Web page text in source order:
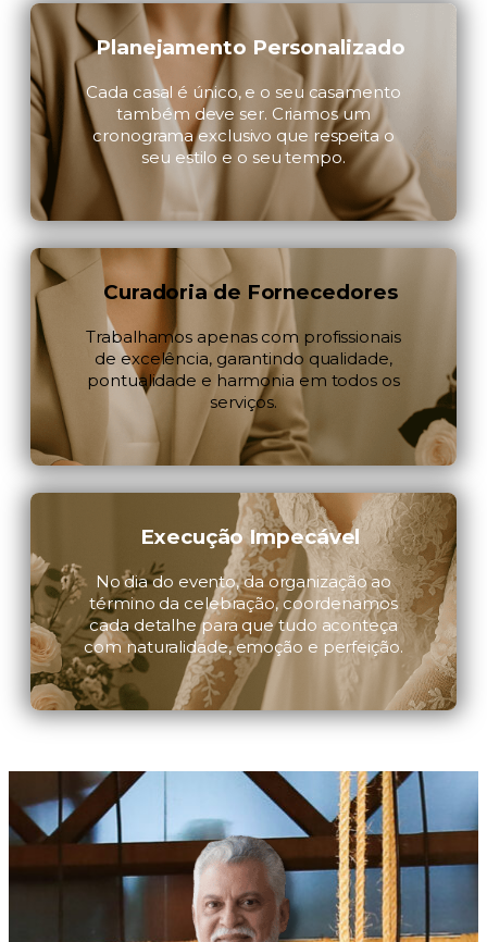
Planejamento Personalizado
Cada casal é único, e o seu casamento
também deve ser. Criamos um
cronograma exclusivo que respeita o
seu estilo e o seu tempo.
Curadoria de Fornecedores
Trabalhamos apenas com profissionais
de excelência, garantindo qualidade,
pontualidade e harmonia em todos os
serviços.
Execução Impecável
No dia do evento, da organização ao
término da celebração, coordenamos
cada detalhe para que tudo aconteça
com naturalidade, emoção e perfeição.